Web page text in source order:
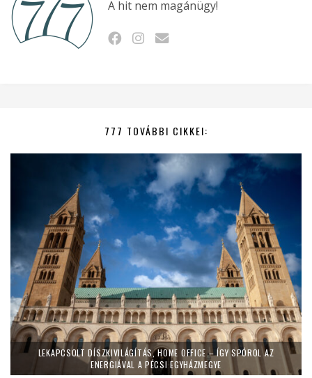
A hit nem magánügy!
777 TOVÁBBI CIKKEI:
LEKAPCSOLT DÍSZKIVILÁGÍTÁS, HOME OFFICE – ÍGY SPÓROL AZ
ENERGIÁVAL A PÉCSI EGYHÁZMEGYE